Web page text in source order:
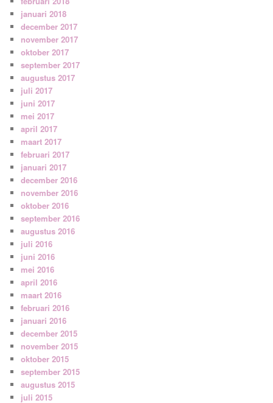
januari 2018
december 2017
november 2017
oktober 2017
september 2017
augustus 2017
juli 2017
juni 2017
mei 2017
april 2017
maart 2017
februari 2017
januari 2017
december 2016
november 2016
oktober 2016
september 2016
augustus 2016
juli 2016
juni 2016
mei 2016
april 2016
maart 2016
februari 2016
januari 2016
december 2015
november 2015
oktober 2015
september 2015
augustus 2015
juli 2015